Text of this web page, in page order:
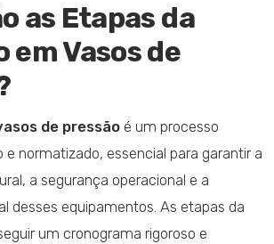
as Etapas da
em Vasos de
de pressão é um processo
normatizado, essencial para garantir a
a segurança operacional e a
desses equipamentos. As etapas da
um cronograma rigoroso e